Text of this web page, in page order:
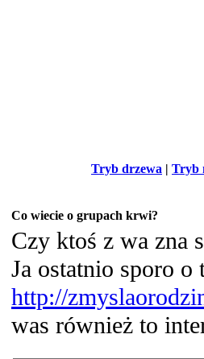
Tryb drzewa | Tryb
Co wiecie o grupach krwi?
Czy ktoś z wa zna
Ja ostatnio sporo o
http://
was również to